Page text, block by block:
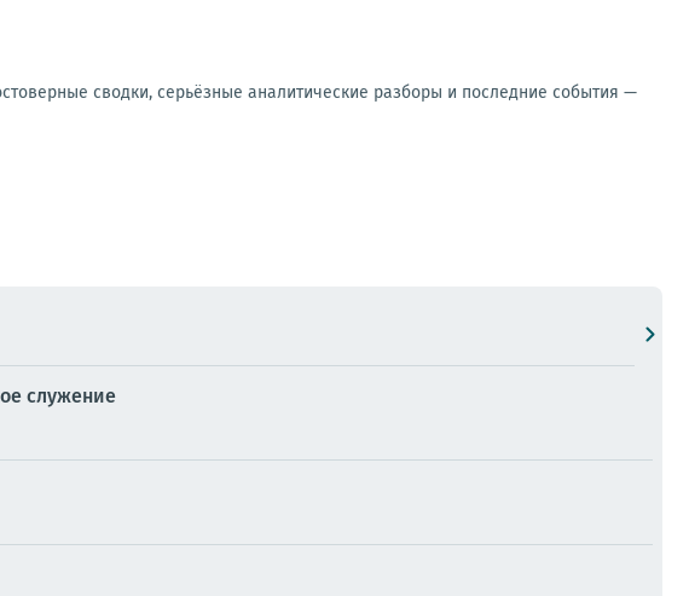
сводки, серьёзные аналитические разборы и последние события —
служение